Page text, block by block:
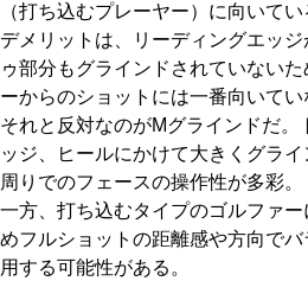
（打ち込むプレーヤー）に向いてい
デメリットは、リーディングエッ
ゥ部分もグラインドされていない
ーからのショットには一番向いてい
それと反対なのがMグラインドだ
ッジ、ヒールにかけて大きくグラ
周りでのフェースの操作性が多彩。
一方、打ち込むタイプのゴルファ
めフルショットの距離感や方向で
用する可能性がある。